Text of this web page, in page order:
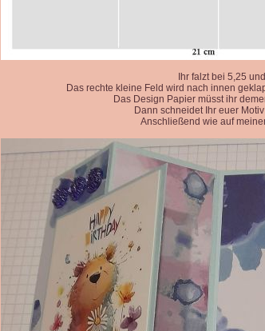
Ihr falzt bei 5,25
Das rechte kleine Feld wird nach innen
Das Design Papier müsst ihr
Dann schneidet Ihr euer
Anschließend wie auf